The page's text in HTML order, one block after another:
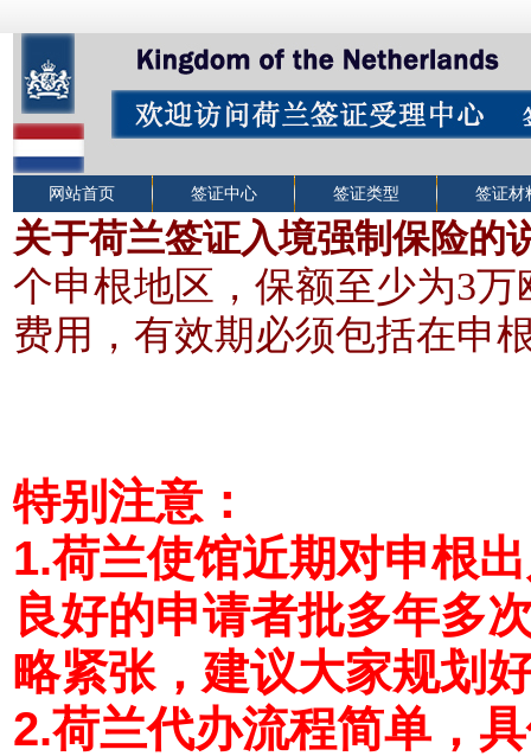
网站首页 签证中心 签证类型 签证材
关于荷兰签证入境强制保险的
个申根地区，保额至少为3万
费用，有效期必须包括在申
特别注意：
1.荷兰使馆近期对申根
良好的申请者批多年多
略紧张，建议大家规划
2.荷兰代办流程简单，